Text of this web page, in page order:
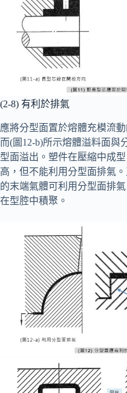
(2-8) 有利於排氣
應將分型面置於熔體充模流動
而(圖12-b)所示熔體溢料面與
型面溢出。塑件在壓縮中成
高，但不能利用分型面排氣
的末端氣體可利用分型面排
在型腔中積聚。